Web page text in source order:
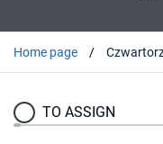
Home page
TO ASSIGN